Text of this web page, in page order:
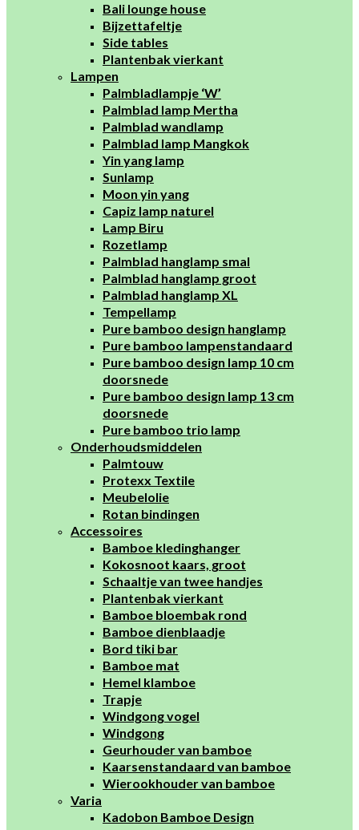
Bali lounge house
Bijzettafeltje
Side tables
Plantenbak vierkant
Lampen
Palmbladlampje ‘W’
Palmblad lamp Mertha
Palmblad wandlamp
Palmblad lamp Mangkok
Yin yang lamp
Sunlamp
Moon yin yang
Capiz lamp naturel
Lamp Biru
Rozetlamp
Palmblad hanglamp smal
Palmblad hanglamp groot
Palmblad hanglamp XL
Tempellamp
Pure bamboo design hanglamp
Pure bamboo lampenstandaard
Pure bamboo design lamp 10 cm
doorsnede
Pure bamboo design lamp 13 cm
doorsnede
Pure bamboo trio lamp
Onderhoudsmiddelen
Palmtouw
Protexx Textile
Meubelolie
Rotan bindingen
Accessoires
Bamboe kledinghanger
Kokosnoot kaars, groot
Schaaltje van twee handjes
Plantenbak vierkant
Bamboe bloembak rond
Bamboe dienblaadje
Bord tiki bar
Bamboe mat
Hemel klamboe
Trapje
Windgong vogel
Windgong
Geurhouder van bamboe
Kaarsenstandaard van bamboe
Wierookhouder van bamboe
Varia
Kadobon Bamboe Design